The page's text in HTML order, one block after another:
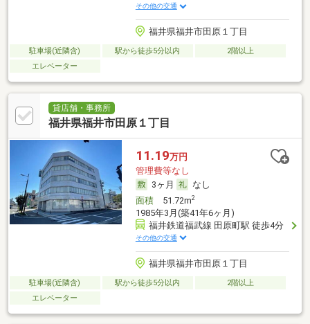
その他の交通
福井県福井市田原１丁目
駐車場(近隣含) 駅から徒歩5分以内
2階以上
エレベーター
貸店舗・事務所
福井県福井市田原１丁目
11.19万円
管理費等なし
3ヶ月
なし
面積51.72m2
1985年3月(築41年6ヶ月)
福井鉄道福武線 田原町駅 徒歩4分
その他の交通
福井県福井市田原１丁目
駐車場(近隣含) 駅から徒歩5分以内
2階以上
エレベーター